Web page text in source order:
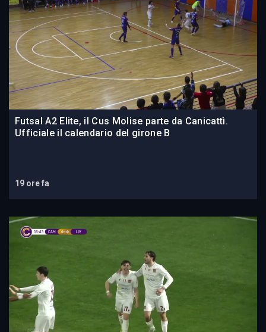
Futsal A2 Elite, il Cus Molise parte da Canicattì.
Ufficiale il calendario del girone B
19 ore fa